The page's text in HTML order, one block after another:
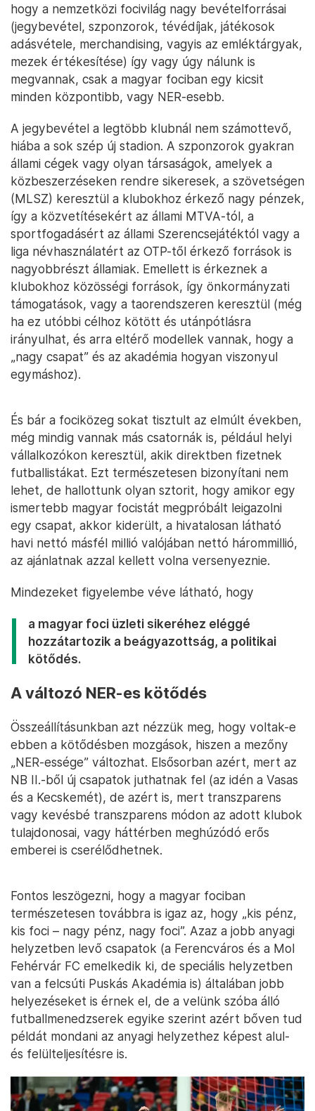
hogy a nemzetközi focivilág nagy bevételforrásai
(jegybevétel, szponzorok, tévédíjak, játékosok
adásvétele, merchandising, vagyis az emléktárgyak,
mezek értékesítése) így vagy úgy nálunk is
megvannak, csak a magyar fociban egy kicsit
minden központibb, vagy NER-esebb.
A jegybevétel a legtöbb klubnál nem számottevő,
hiába a sok szép új stadion. A szponzorok gyakran
állami cégek vagy olyan társaságok, amelyek a
közbeszerzéseken rendre sikeresek, a szövetségen
(MLSZ) keresztül a klubokhoz érkező nagy pénzek,
így a közvetítésekért az állami MTVA-tól, a
sportfogadásért az állami Szerencsejátéktól vagy a
liga névhasználatért az OTP-től érkező források is
nagyobbrészt államiak. Emellett is érkeznek a
klubokhoz közösségi források, így önkormányzati
támogatások, vagy a taorendszeren keresztül (még
ha ez utóbbi célhoz kötött és utánpótlásra
irányulhat, és arra eltérő modellek vannak, hogy a
„nagy csapat” és az akadémia hogyan viszonyul
egymáshoz).
És bár a fociközeg sokat tisztult az elmúlt években,
még mindig vannak más csatornák is, például helyi
vállalkozókon keresztül, akik direktben fizetnek
futballistákat. Ezt természetesen bizonyítani nem
lehet, de hallottunk olyan sztorit, hogy amikor egy
ismertebb magyar focistát megpróbált leigazolni
egy csapat, akkor kiderült, a hivatalosan látható
havi nettó másfél millió valójában nettó hárommillió,
az ajánlatnak azzal kellett volna versenyeznie.
Mindezeket figyelembe véve látható, hogy
a magyar foci üzleti sikeréhez eléggé
hozzátartozik a beágyazottság, a politikai
kötődés.
A változó NER-es kötődés
Összeállításunkban azt nézzük meg, hogy voltak-e
ebben a kötődésben mozgások, hiszen a mezőny
„NER-essége” változhat. Elsősorban azért, mert az
NB II.-ből új csapatok juthatnak fel (az idén a Vasas
és a Kecskemét), de azért is, mert transzparens
vagy kevésbé transzparens módon az adott klubok
tulajdonosai, vagy háttérben meghúzódó erős
emberei is cserélődhetnek.
Fontos leszögezni, hogy a magyar fociban
természetesen továbbra is igaz az, hogy „kis pénz,
kis foci – nagy pénz, nagy foci”. Azaz a jobb anyagi
helyzetben levő csapatok (a Ferencváros és a Mol
Fehérvár FC emelkedik ki, de speciális helyzetben
van a felcsúti Puskás Akadémia is) általában jobb
helyezéseket is érnek el, de a velünk szóba álló
futballmenedzserek egyike szerint azért bőven tud
példát mondani az anyagi helyzethez képest alul-
és felülteljesítésre is.